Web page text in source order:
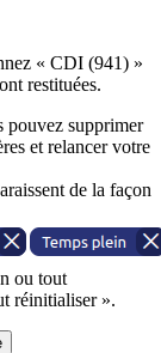
« CDI (941) »
restituées.
pouvez supprimer
et relancer votre
de la façon
ou tout
réinitialiser ».